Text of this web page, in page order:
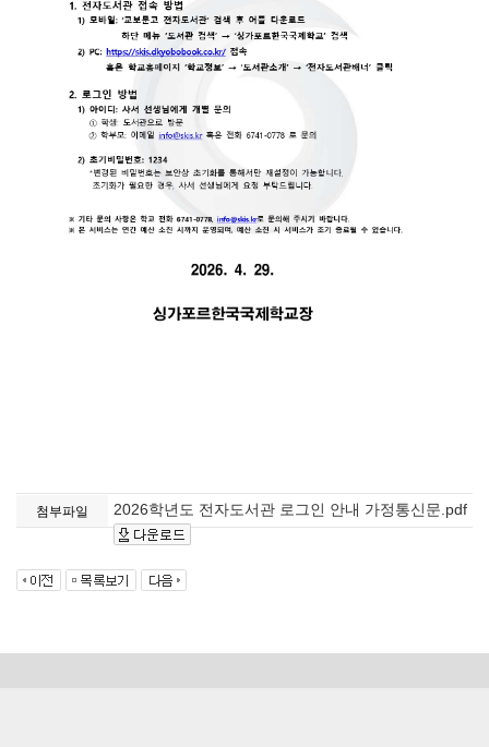
첨부파일 2026학년도 전자도서관 로그인 안내 가정통신문.pdf